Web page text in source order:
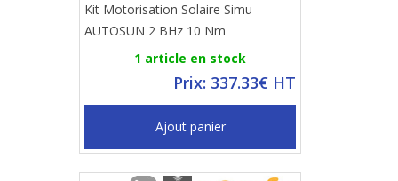
Kit Motorisation Solaire Simu
AUTOSUN 2 BHz 10 Nm
1 article en stock
Prix: 337.33€ HT
Ajout panier